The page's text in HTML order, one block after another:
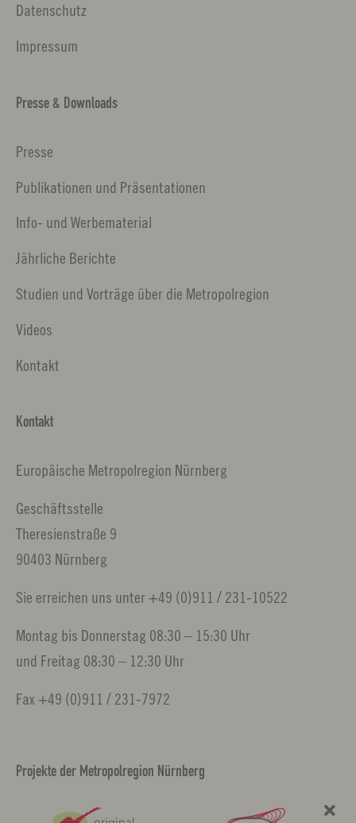
Datenschutz
Impressum
Presse & Downloads
Presse
Publikationen und Präsentationen
Info- und Werbematerial
Jährliche Berichte
Studien und Vorträge über die Metropolregion
Videos
Kontakt
Kontakt
Europäische Metropolregion Nürnberg
Geschäftsstelle
Theresienstraße 9
90403 Nürnberg
Sie erreichen uns unter +49 (0)911 / 231-10522
Montag bis Donnerstag 08:30 – 15:30 Uhr
und Freitag 08:30 – 12:30 Uhr
Fax +49 (0)911 / 231-7972
Projekte der Metropolregion Nürnberg